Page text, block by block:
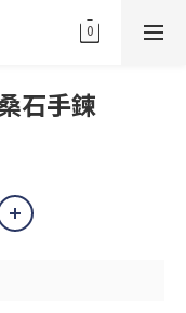
石手鍊